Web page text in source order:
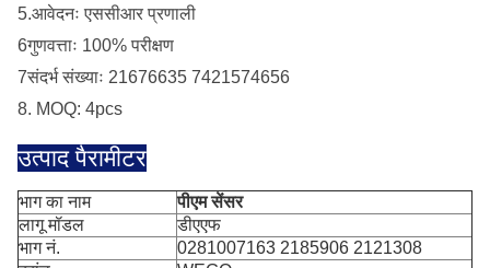
5.आवेदनः एससीआर प्रणाली
6गुणवत्ताः 100% परीक्षण
7संदर्भ संख्याः 21676635 7421574656
8. MOQ: 4pcs
उत्पाद पैरामीटर
भाग का नाम
पीएम सेंसर
लागू मॉडल
डीएएफ
भाग नं.
0281007163 2185906 2121308